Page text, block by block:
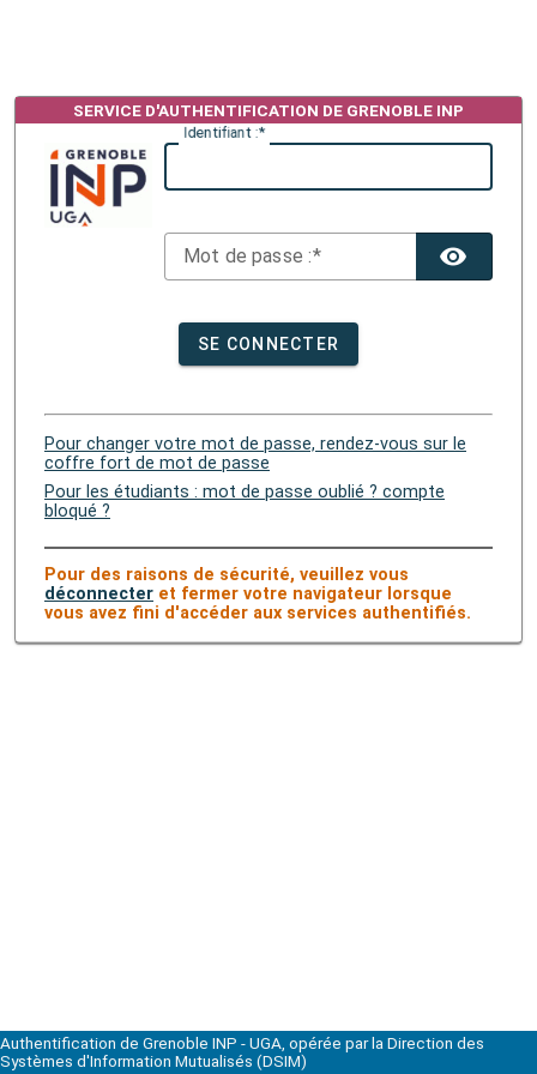
Identifiant :
Mot de passe :
SE CONNECTER
Pour changer votre mot de passe, rendez-vous sur le
coffre fort de mot de passe
Pour les étudiants : mot de passe oublié ? compte
bloqué ?
Pour des raisons de sécurité, veuillez vous
déconnecter et fermer votre navigateur lorsque
vous avez fini d'accéder aux services authentifiés.
Authentification de Grenoble INP - UGA, opérée par la Direction des
Systèmes d'Information Mutualisés (DSIM)